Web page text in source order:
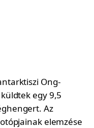
Ong-
egy 9,5
Az
elemzése